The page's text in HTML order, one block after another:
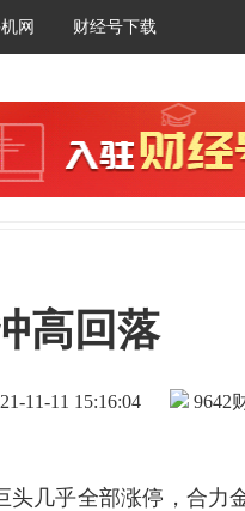
网 财经号下载
高回落
11-11 15:16:04 9642
头几乎全部涨停，合力